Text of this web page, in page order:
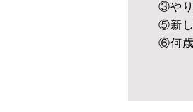
③やり
⑤新し
​⑥何歳